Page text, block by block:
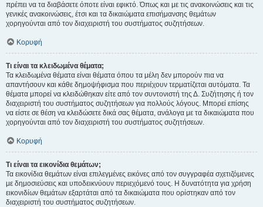
πρέπει να τα διαβάσετε όποτε είναι εφικτό. Όπως και με τις ανακοινώσεις και τις
γενικές ανακοινώσεις, έτσι και τα δικαιώματα επισήμανσης θεμάτων
χορηγούνται από τον διαχειριστή του συστήματος συζητήσεων.
Κορυφή
Τι είναι τα κλειδωμένα θέματα;
Τα κλειδωμένα θέματα είναι θέματα όπου τα μέλη δεν μπορούν πια να
απαντήσουν και κάθε δημοψήφισμα που περιέχουν τερματίζεται αυτόματα. Τα
θέματα μπορεί να κλειδώθηκαν είτε από τον συντονιστή της Δ. Συζήτησης ή τον
διαχειριστή του συστήματος συζητήσεων για πολλούς λόγους. Μπορεί επίσης
να είστε σε θέση να κλειδώσετε δικά σας θέματα, ανάλογα με τα δικαιώματα που
χορηγούνται από τον διαχειριστή του συστήματος συζητήσεων.
Κορυφή
Τι είναι τα εικονίδια θεμάτων;
Τα εικονίδια θεμάτων είναι επιλεγμένες εικόνες από τον συγγραφέα σχετιζόμενες
με δημοσιεύσεις και υποδεικνύουν περιεχόμενό τους. Η δυνατότητα για χρήση
εικονιδίων θεμάτων εξαρτάται από τα δικαιώματα που ορίστηκαν από τον
διαχειριστή του συστήματος συζητήσεων.